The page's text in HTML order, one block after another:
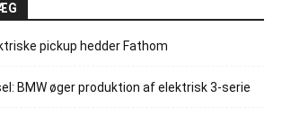
pickup hedder Fathom
BMW øger produktion af elektrisk 3-serie